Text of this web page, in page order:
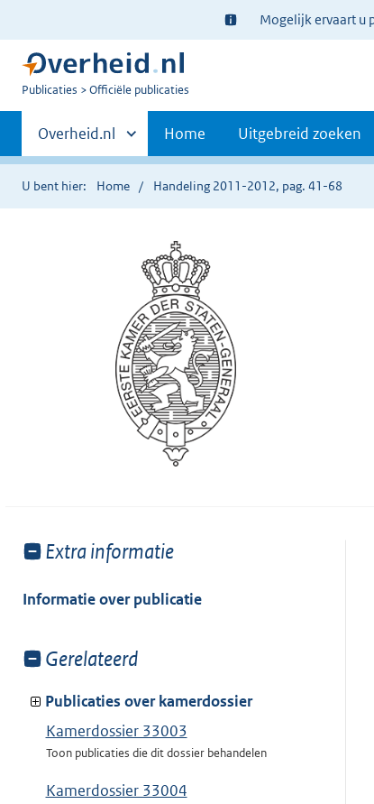
Ter
informatie:
Mogelijk ervaart u
U
Publicaties Officiële publicaties
Primaire
navigatie
Andere
sites
binnen
Overheid.nl Home Uitgebreid zoeken
U bent hier: Home Handeling 2011-2012, pag. 41-68
Toon
van:
Extra informatie
Informatie over publicatie
Toon
van:
Gerelateerd
Publicaties over kamerdossier
Kamerdossier 33003
Toon publicaties die dit dossier behandelen
Kamerdossier 33004